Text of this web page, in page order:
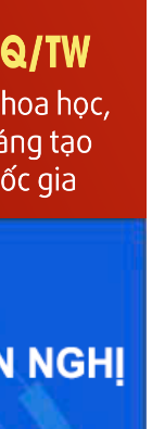
các hộ dân tại
Ban Chỉ đạo của